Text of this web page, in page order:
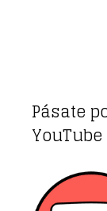
Pásate
YouTube